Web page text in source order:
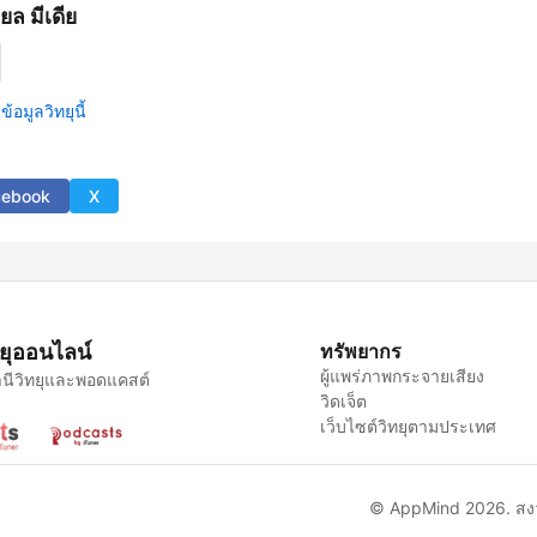
ล มีเดีย
ข้อมูลวิทยุนี้
X
ออนไลน์
วิทยุและพอดแคสต์
ทรัพยากร
ผู้แพร่ภาพกระจายเสียง
วิดเจ็ต
เว็บไซต์วิทยุตามประเทศ
© AppMind 2026. ส